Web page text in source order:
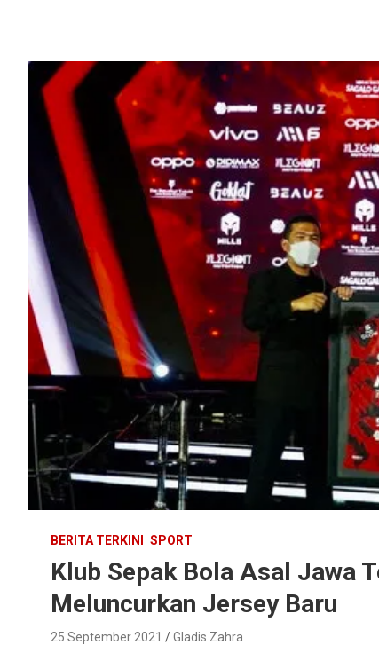
BERITA TERKINI SPORT
Klub Sepak Bola Asal Jawa
Meluncurkan Jersey Baru
25 September 2021 Gladis Zahra